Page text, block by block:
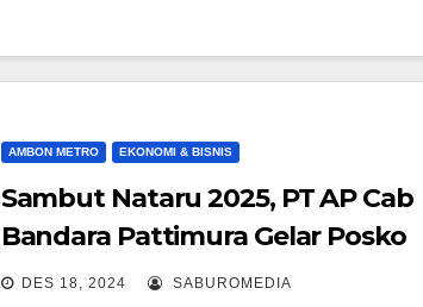
AMBON METRO EKONOMI & BISNIS
Sambut Nataru 2025, PT AP Cab
Bandara Pattimura Gelar Posko
Monitoring Angkutan Udara
DES 18, 2024 SABUROMEDIA